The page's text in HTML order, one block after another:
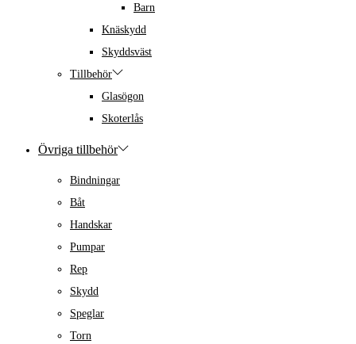
Barn
Knäskydd
Skyddsväst
Tillbehör
Glasögon
Skoterlås
Övriga tillbehör
Bindningar
Båt
Handskar
Pumpar
Rep
Skydd
Speglar
Torn